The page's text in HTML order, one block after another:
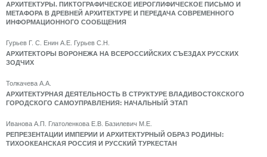
АРХИТЕКТУРЫ. ПИКТОГРАФИЧЕСКОЕ ИЕРОГЛИФИЧЕСКОЕ ПИСЬМО И
МЕТАФОРА В ДРЕВНЕЙ АРХИТЕКТУРЕ И ПЕРЕДАЧА СОВРЕМЕННОГО
ИНФОРМАЦИОННОГО СООБЩЕНИЯ
Гурьев Г. С. Енин А.Е. Гурьев С.Н.
АРХИТЕКТОРЫ ВОРОНЕЖА НА ВСЕРОССИЙСКИХ СЪЕЗДАХ РУССКИХ
ЗОДЧИХ
Толкачева А.А.
АРХИТЕКТУРНАЯ ДЕЯТЕЛЬНОСТЬ В СТРУКТУРЕ ВЛАДИВОСТОКСКОГО
ГОРОДСКОГО САМОУПРАВЛЕНИЯ: НАЧАЛЬНЫЙ ЭТАП
Иванова А.П. Глатоленкова Е.В. Базилевич М.Е.
РЕПРЕЗЕНТАЦИИ ИМПЕРИИ И АРХИТЕКТУРНЫЙ ОБРАЗ РОДИНЫ:
ТИХООКЕАНСКАЯ РОССИЯ И РУССКИЙ ТУРКЕСТАН